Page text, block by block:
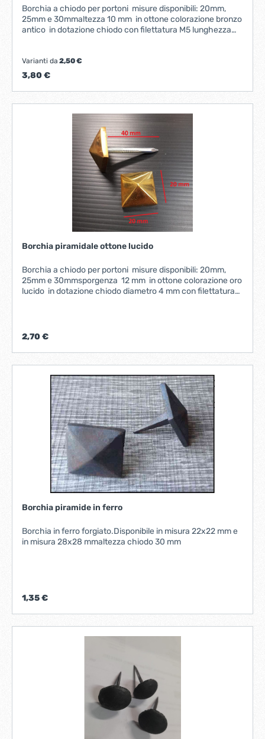
Borchia a chiodo per portoni misure disponibili: 20mm,
25mm e 30mmaltezza 10 mm in ottone colorazione bronzo
antico in dotazione chiodo con filettatura M5 lunghezza
Varianti da 2,50 €
3,80 €
Borchia piramidale ottone lucido
Borchia a chiodo per portoni misure disponibili: 20mm,
25mm e 30mmsporgenza 12 mm in ottone colorazione oro
lucido in dotazione chiodo diametro 4 mm con filettatura
2,70 €
Borchia piramide in ferro
Borchia in ferro forgiato.Disponibile in misura 22x22 mm e
in misura 28x28 mmaltezza chiodo 30 mm
1,35 €